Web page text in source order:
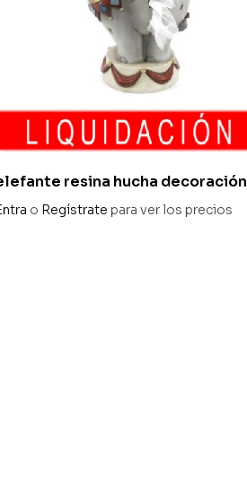
resina hucha decoración
x 10 x 21 cm alto
o Regístrate para ver los precios